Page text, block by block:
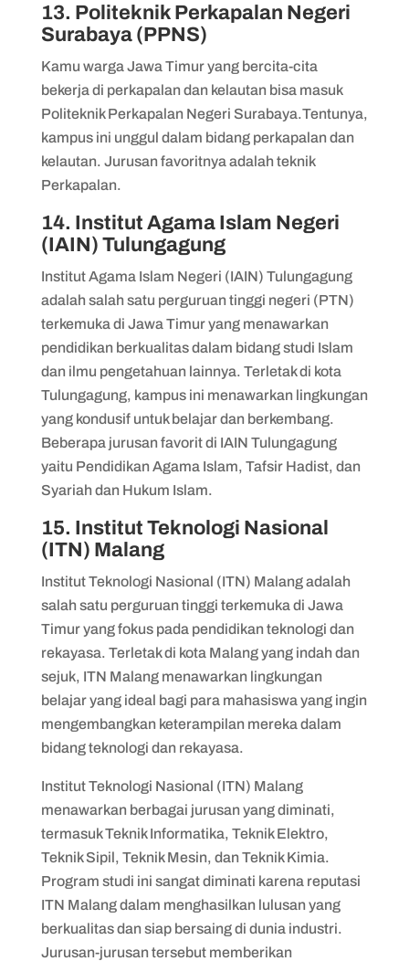
13. Politeknik Perkapalan Negeri
Surabaya (PPNS)
Kamu warga Jawa Timur yang bercita-cita
bekerja di perkapalan dan kelautan bisa masuk
Politeknik Perkapalan Negeri Surabaya.Tentunya,
kampus ini unggul dalam bidang perkapalan dan
kelautan. Jurusan favoritnya adalah teknik
Perkapalan.
14. Institut Agama Islam Negeri
(IAIN) Tulungagung
Institut Agama Islam Negeri (IAIN) Tulungagung
adalah salah satu perguruan tinggi negeri (PTN)
terkemuka di Jawa Timur yang menawarkan
pendidikan berkualitas dalam bidang studi Islam
dan ilmu pengetahuan lainnya. Terletak di kota
Tulungagung, kampus ini menawarkan lingkungan
yang kondusif untuk belajar dan berkembang.
Beberapa jurusan favorit di IAIN Tulungagung
yaitu Pendidikan Agama Islam, Tafsir Hadist, dan
Syariah dan Hukum Islam.
15. Institut Teknologi Nasional
(ITN) Malang
Institut Teknologi Nasional (ITN) Malang adalah
salah satu perguruan tinggi terkemuka di Jawa
Timur yang fokus pada pendidikan teknologi dan
rekayasa. Terletak di kota Malang yang indah dan
sejuk, ITN Malang menawarkan lingkungan
belajar yang ideal bagi para mahasiswa yang ingin
mengembangkan keterampilan mereka dalam
bidang teknologi dan rekayasa.
Institut Teknologi Nasional (ITN) Malang
menawarkan berbagai jurusan yang diminati,
termasuk Teknik Informatika, Teknik Elektro,
Teknik Sipil, Teknik Mesin, dan Teknik Kimia.
Program studi ini sangat diminati karena reputasi
ITN Malang dalam menghasilkan lulusan yang
berkualitas dan siap bersaing di dunia industri.
Jurusan-jurusan tersebut memberikan